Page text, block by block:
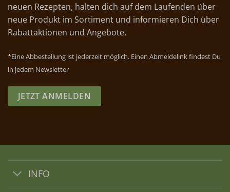
neuen Rezepten, halten dich auf dem Laufenden über
neue Produkt im Sortiment und informieren Dich über
Rabattaktionen und Angebote.
*Eine Abbestellung ist jederzeit möglich. Einen Abmeldelink findest Du
in jedem Newsletter
JETZT ANMELDEN
INFO